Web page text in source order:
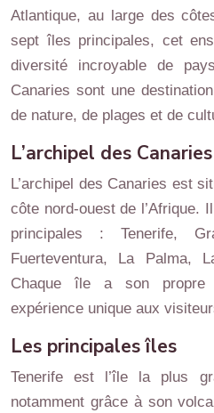
Atlantique, au large des
sept îles principales, cet
diversité incroyable de
Canaries sont une
de nature, de plages et de
L’archipel des Canaries
L’archipel des Canaries est
côte nord-ouest de l’Afrique.
principales : Tenerife,
Fuerteventura, La Palma,
Chaque île a son
expérience unique aux
Les principales îles
Tenerife est l’île la plus
notamment grâce à son